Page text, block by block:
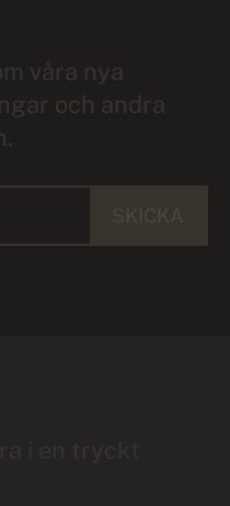
våra nya
och andra